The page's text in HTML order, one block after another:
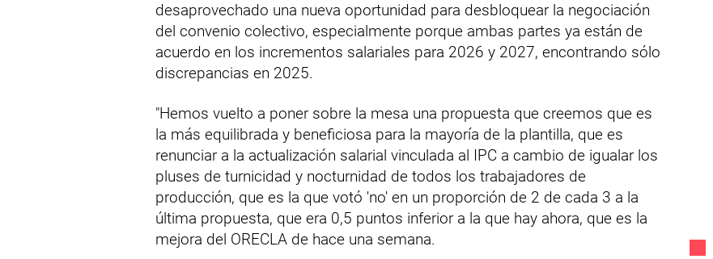
desaprovechado una nueva oportunidad para desbloquear la negociación
del convenio colectivo, especialmente porque ambas partes ya están de
acuerdo en los incrementos salariales para 2026 y 2027, encontrando sólo
discrepancias en 2025.
"Hemos vuelto a poner sobre la mesa una propuesta que creemos que es
la más equilibrada y beneficiosa para la mayoría de la plantilla, que es
renunciar a la actualización salarial vinculada al IPC a cambio de igualar los
pluses de turnicidad y nocturnidad de todos los trabajadores de
producción, que es la que votó 'no' en un proporción de 2 de cada 3 a la
última propuesta, que era 0,5 puntos inferior a la que hay ahora, que es la
mejora del ORECLA de hace una semana.